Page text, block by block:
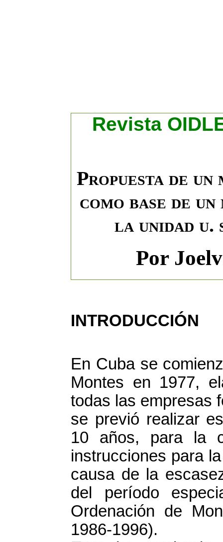
Revista
Propuesta de
como base de
la unidad u.
Por
INTRODUCCIÓN
En Cuba se
Montes en 1977,
todas las empresas
se previó realizar
10 años, para la
instrucciones para
causa de la
del período
Ordenación de
1986-1996).